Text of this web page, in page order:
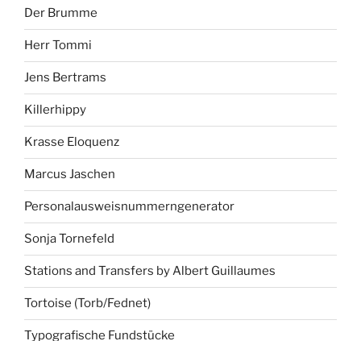
Der Brumme
Herr Tommi
Jens Bertrams
Killerhippy
Krasse Eloquenz
Marcus Jaschen
Personalausweisnummerngenerator
Sonja Tornefeld
Stations and Transfers by Albert Guillaumes
Tortoise (Torb/Fednet)
Typografische Fundstücke